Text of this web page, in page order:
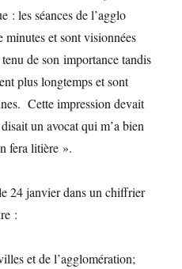
: les séances de l’agglo
minutes et sont visionnées
de son importance tandis
plus longtemps et sont
Cette impression devait
un avocat qui m’a bien
fera litière ».
24 janvier dans un chiffrier
:
et de l’agglomération;